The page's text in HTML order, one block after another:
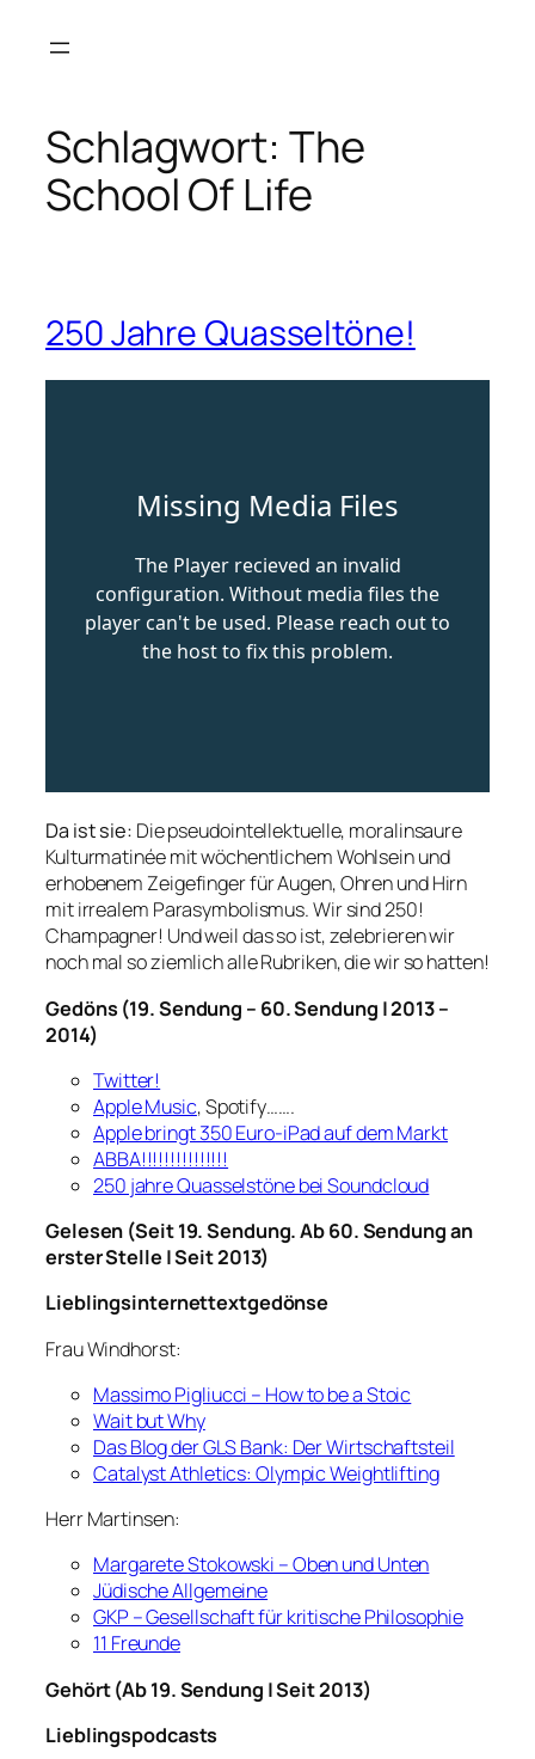
Inhalt
Schlagwort: The
School Of Life
250 Jahre Quasseltöne!
Da ist sie: Die pseudointellektuelle, moralinsaure
Kulturmatinée mit wöchentlichem Wohlsein und
erhobenem Zeigefinger für Augen, Ohren und Hirn
mit irrealem Parasymbolismus. Wir sind 250!
Champagner! Und weil das so ist, zelebrieren wir
noch mal so ziemlich alle Rubriken, die wir so hatten!
Gedöns (19. Sendung – 60. Sendung | 2013 –
2014)
Twitter!
Apple Music, Spotify…….
Apple bringt 350 Euro-iPad auf dem Markt
ABBA!!!!!!!!!!!!!!!
250 jahre Quasselstöne bei Soundcloud
Gelesen (Seit 19. Sendung. Ab 60. Sendung an
erster Stelle | Seit 2013)
Lieblingsinternettextgedönse
Frau Windhorst:
Massimo Pigliucci – How to be a Stoic
Wait but Why
Das Blog der GLS Bank: Der Wirtschaftsteil
Catalyst Athletics: Olympic Weightlifting
Herr Martinsen:
Margarete Stokowski – Oben und Unten
Jüdische Allgemeine
GKP – Gesellschaft für kritische Philosophie
11 Freunde
Gehört (Ab 19. Sendung | Seit 2013)
Lieblingspodcasts